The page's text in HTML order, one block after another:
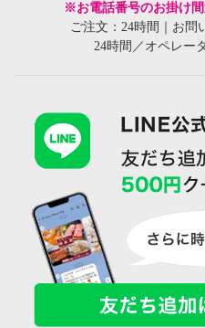
※お電話番号のお掛け間
ご注文：24時間｜お問
24時間／オペレー